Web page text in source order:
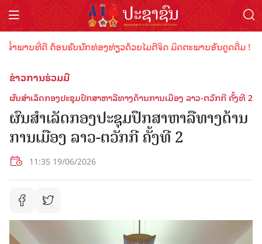
າບທີ່ດີ ຕ້ອນຮັບນັກທ່ອງທ່ຽວດ້ວຍໄມຕີຈິດ ມິດຕະພາບອັນດູດດື່ມ !
ຂ່າວການຮ່ວມມື
ຜົນສໍາເລັດກອງປະຊຸມປຶກສາຫາລືທາງດ້ານການເມືອງ ລາວ-ຕວັກກີ​ ຄັ້ງ​ທີ​ 2
ຜົນສໍາເລັດກອງປະຊຸມປຶກສາຫາລືທາງດ້ານ
ການເມືອງ ລາວ-ຕວັກກີ​ ຄັ້ງ​ທີ​ 2
11:35 19/06/2026